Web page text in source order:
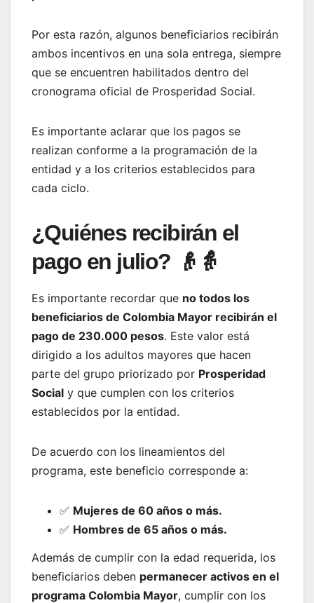
Por esta razón, algunos beneficiarios recibirán
ambos incentivos en una sola entrega, siempre
que se encuentren habilitados dentro del
cronograma oficial de Prosperidad Social.
Es importante aclarar que los pagos se
realizan conforme a la programación de la
entidad y a los criterios establecidos para
cada ciclo.
¿Quiénes recibirán el
pago en julio? 👴👵
Es importante recordar que no todos los
beneficiarios de Colombia Mayor recibirán el
pago de 230.000 pesos. Este valor está
dirigido a los adultos mayores que hacen
parte del grupo priorizado por Prosperidad
Social y que cumplen con los criterios
establecidos por la entidad.
De acuerdo con los lineamientos del
programa, este beneficio corresponde a:
✅ Mujeres de 60 años o más.
✅ Hombres de 65 años o más.
Además de cumplir con la edad requerida, los
beneficiarios deben permanecer activos en el
programa Colombia Mayor, cumplir con los